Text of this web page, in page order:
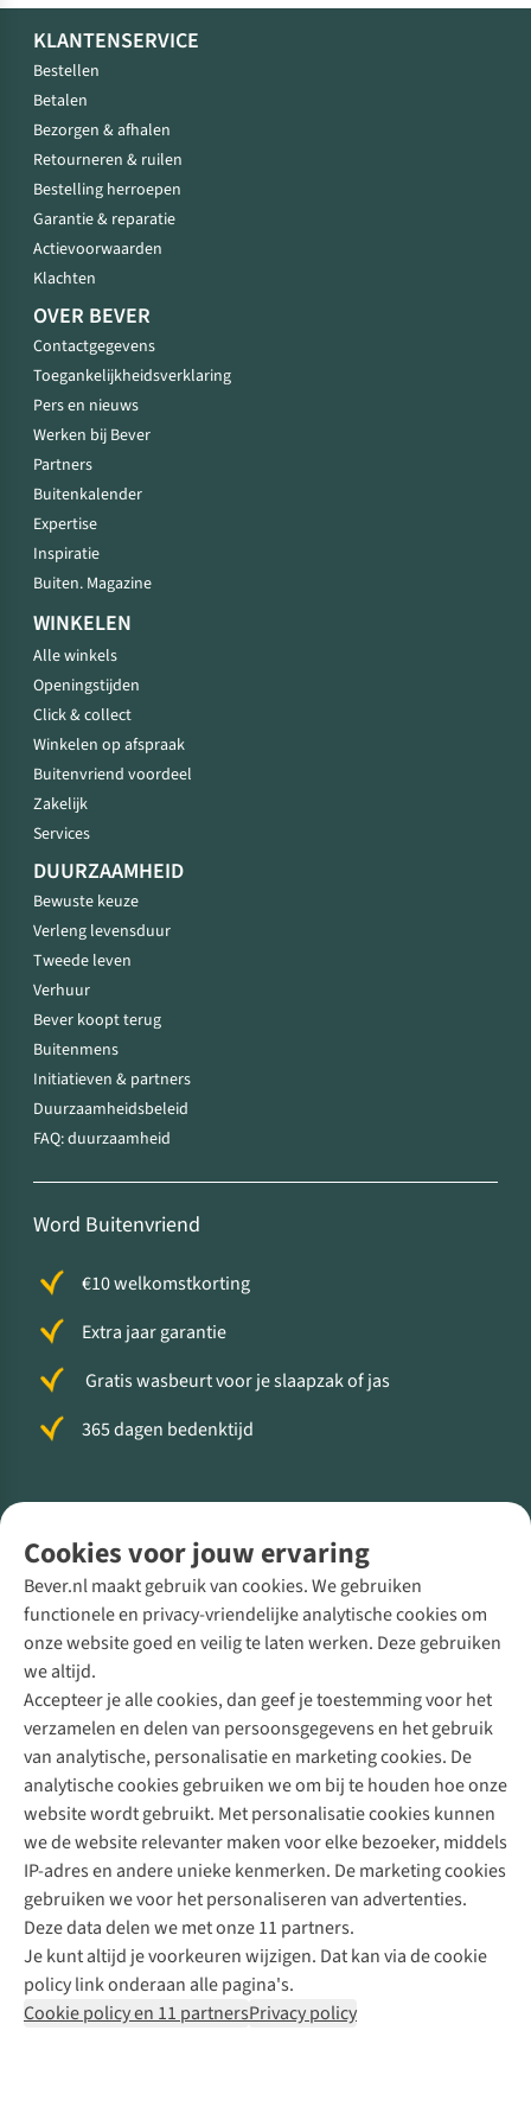
Cookies voor jouw ervaring
Bever.nl maakt gebruik van cookies. We gebruiken
functionele en privacy-vriendelijke analytische cookies om
onze website goed en veilig te laten werken. Deze gebruiken
we altijd.
Accepteer je alle cookies, dan geef je toestemming voor het
verzamelen en delen van persoonsgegevens en het gebruik
van analytische, personalisatie en marketing cookies. De
analytische cookies gebruiken we om bij te houden hoe onze
website wordt gebruikt. Met personalisatie cookies kunnen
we de website relevanter maken voor elke bezoeker, middels
IP-adres en andere unieke kenmerken. De marketing cookies
gebruiken we voor het personaliseren van advertenties.
Deze data delen we met onze 11 partners.
Je kunt altijd je voorkeuren wijzigen. Dat kan via de cookie
policy link onderaan alle pagina's.
Cookie policy en 11 partnersPrivacy policy
KLANTENSERVICE
Bestellen
Betalen
Bezorgen & afhalen
Retourneren & ruilen
Bestelling herroepen
Garantie & reparatie
Actievoorwaarden
Klachten
OVER BEVER
Contactgegevens
Toegankelijkheidsverklaring
Pers en nieuws
Werken bij Bever
Partners
Buitenkalender
Expertise
Inspiratie
Buiten. Magazine
WINKELEN
Alle winkels
Openingstijden
Click & collect
Winkelen op afspraak
Buitenvriend voordeel
Zakelijk
Services
DUURZAAMHEID
Bewuste keuze
Verleng levensduur
Tweede leven
Verhuur
Bever koopt terug
Buitenmens
Initiatieven & partners
Duurzaamheidsbeleid
FAQ: duurzaamheid
Word Buitenvriend
€10 welkomstkorting
Extra jaar garantie
Gratis wasbeurt voor je slaapzak of jas
365 dagen bedenktijd
Direct advies van een Buitenexpert
+31 (0)85 888 50 88
+31 6 12 28 49 80
Contactformulier